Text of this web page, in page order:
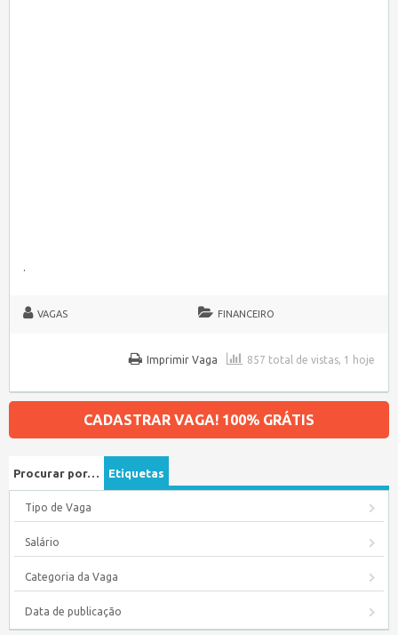
.
VAGAS FINANCEIRO
857 total de vistas, 1 hoje
Imprimir Vaga
CADASTRAR VAGA! 100% GRÁTIS
Procurar por… Etiquetas
Tipo de Vaga
Salário
Categoria da Vaga
Data de publicação